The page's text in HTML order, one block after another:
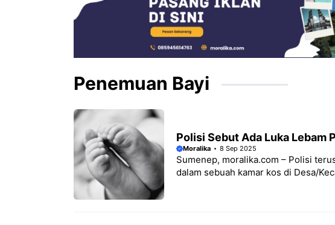
Penemuan Bayi
Polisi Sebut Ada Luka Lebam
Moralika 8 Sep 2025
Sumenep, moralika.com – Polisi
dalam sebuah kamar kos di Desa/